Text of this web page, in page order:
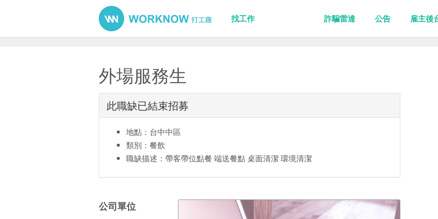
找工作 詐騙雷達 公告 雇主後
外場服務生
此職缺已結束招募
地點：台中中區
類別：餐飲
職缺描述：帶客帶位點餐 端送餐點 桌面清潔 環境清潔
公司單位